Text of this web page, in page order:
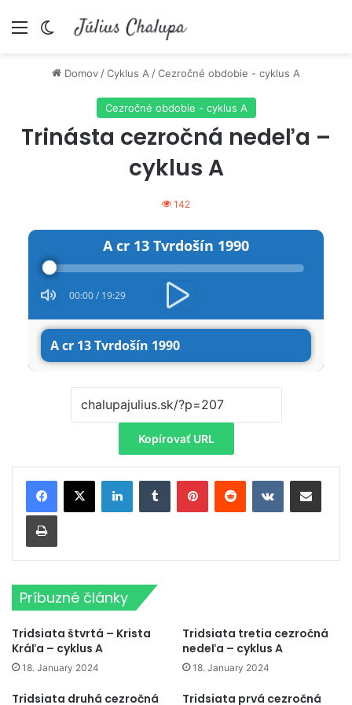
Menu Switch skin
Domov/Cyklus A/Cezročné obdobie - cyklus A
Cezročné obdobie - cyklus A
Trinásta cezročná nedeľa –
cyklus A
142
Audio
A cr 13 Tvrdošín 1990
00:00/ 19:29
A cr 13 Tvrdošín 1990
Kopírovať URL
LinkedInTumblr PinterestReddit VKontakteZdieľať cez email
Tlačiť
Príbuzné články
Tridsiata štvrtá – Krista
Kráľa – cyklus A
18. January 2024
Tridsiata tretia cezročná
nedeľa – cyklus A
18. January 2024
Tridsiata druhá cezročná Tridsiata prvá cezročná